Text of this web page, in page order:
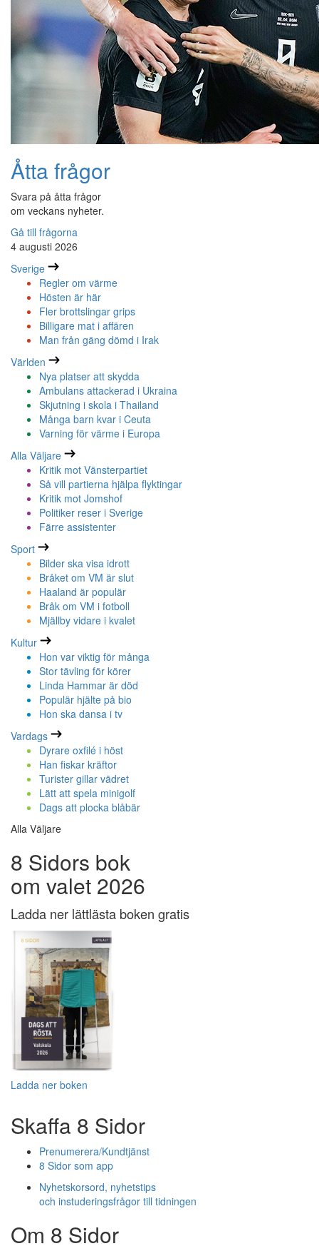
Åtta frågor
Svara på åtta frågor
om veckans nyheter.
Gå till frågorna
4 augusti 2026
Sverige
Regler om värme
Hösten är här
Fler brottslingar grips
Billigare mat i affären
Man från gäng dömd i Irak
Världen
Nya platser att skydda
Ambulans attackerad i Ukraina
Skjutning i skola i Thailand
Många barn kvar i Ceuta
Varning för värme i Europa
Alla Väljare
Kritik mot Vänsterpartiet
Så vill partierna hjälpa flyktingar
Kritik mot Jomshof
Politiker reser i Sverige
Färre assistenter
Sport
Bilder ska visa idrott
Bråket om VM är slut
Haaland är populär
Bråk om VM i fotboll
Mjällby vidare i kvalet
Kultur
Hon var viktig för många
Stor tävling för körer
Linda Hammar är död
Populär hjälte på bio
Hon ska dansa i tv
Vardags
Dyrare oxfilé i höst
Han fiskar kräftor
Turister gillar vädret
Lätt att spela minigolf
Dags att plocka blåbär
Alla Väljare
8 Sidors bok
om valet 2026
Ladda ner lättlästa boken gratis
Ladda ner boken
Skaffa 8 Sidor
Prenumerera/Kundtjänst
8 Sidor som app
Nyhetskorsord, nyhetstips
och instuderingsfrågor till tidningen
Om 8 Sidor